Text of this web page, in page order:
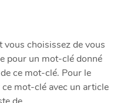
vous choisissez de vous
pour un mot-clé donné
ce mot-clé. Pour le
mot-clé avec un article